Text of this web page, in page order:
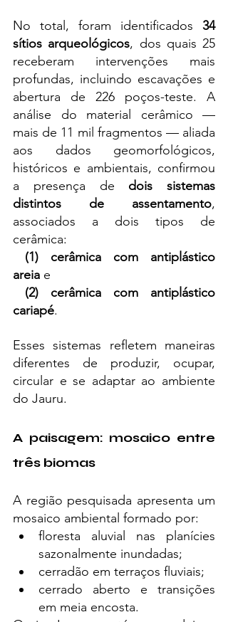
No total, foram identificados 34
sítios arqueológicos, dos quais 25
receberam intervenções mais
profundas, incluindo escavações e
abertura de 226 poços-teste. A
análise do material cerâmico —
mais de 11 mil fragmentos — aliada
aos dados geomorfológicos,
históricos e ambientais, confirmou
a presença de dois sistemas
distintos de assentamento,
associados a dois tipos de
cerâmica:
(1) cerâmica com antiplástico
areia e
(2) cerâmica com antiplástico
cariapé.
Esses sistemas refletem maneiras
diferentes de produzir, ocupar,
circular e se adaptar ao ambiente
do Jauru.
A paisagem: mosaico entre
três biomas
A região pesquisada apresenta um
mosaico ambiental formado por:
floresta aluvial nas planícies
sazonalmente inundadas;
cerradão em terraços fluviais;
cerrado aberto e transições
em meia encosta.